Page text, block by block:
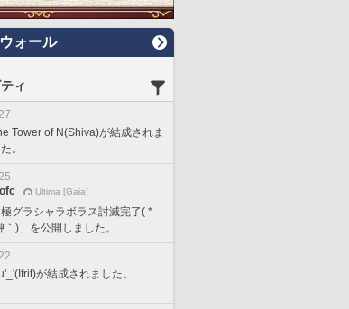
ォール
ィ
Tower of N(Shiva)が結成されま
。
Ultima [Gaia]
極グラシャラボラス討滅完了( *
｀)」を公開しました。
が結成されました。